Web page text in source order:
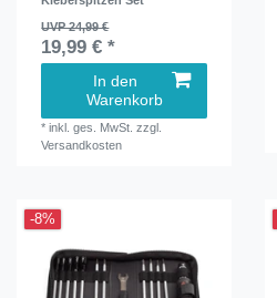
UVP 24,99 €
19,99 € *
In den
Warenkorb
*inkl. ges. MwSt. zzgl.
Versandkosten
-8%